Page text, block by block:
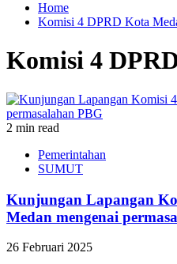
Home
Komisi 4 DPRD Kota
Komisi 4
2 min read
Pemerintahan
SUMUT
Kunjungan Lapangan
Medan mengenai
26 Februari 2025